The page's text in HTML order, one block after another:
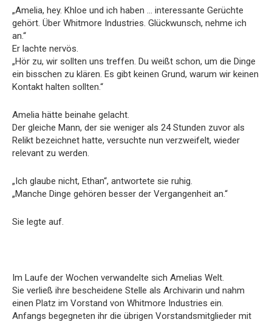
„Amelia, hey. Khloe und ich haben … interessante Gerüchte
gehört. Über Whitmore Industries. Glückwunsch, nehme ich
an.“
Er lachte nervös.
„Hör zu, wir sollten uns treffen. Du weißt schon, um die Dinge
ein bisschen zu klären. Es gibt keinen Grund, warum wir keinen
Kontakt halten sollten.“
Amelia hätte beinahe gelacht.
Der gleiche Mann, der sie weniger als 24 Stunden zuvor als
Relikt bezeichnet hatte, versuchte nun verzweifelt, wieder
relevant zu werden.
„Ich glaube nicht, Ethan“, antwortete sie ruhig.
„Manche Dinge gehören besser der Vergangenheit an.“
Sie legte auf.
Im Laufe der Wochen verwandelte sich Amelias Welt.
Sie verließ ihre bescheidene Stelle als Archivarin und nahm
einen Platz im Vorstand von Whitmore Industries ein.
Anfangs begegneten ihr die übrigen Vorstandsmitglieder mit